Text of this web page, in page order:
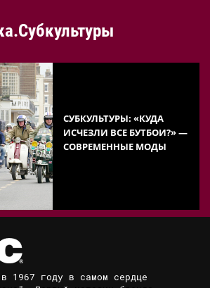
СУБКУЛЬТУРЫ: «КУДА
ИСЧЕЗЛИ ВСЕ БУТБОИ?» —
СОВРЕМЕННЫЕ МОДЫ
1967 году в самом сердце